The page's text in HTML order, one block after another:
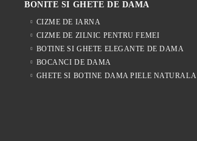
BONITE SI GHETE DE DAMA
CIZME DE IARNA
CIZME DE ZILNIC PENTRU FEMEI
BOTINE SI GHETE ELEGANTE DE DAMA
BOCANCI DE DAMA
GHETE SI BOTINE DAMA PIELE NATURALA